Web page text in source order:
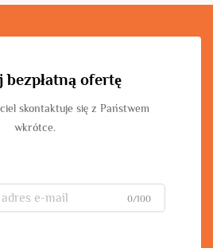
bezpłatną ofertę
skontaktuje się z Państwem
wkrótce.
0/100